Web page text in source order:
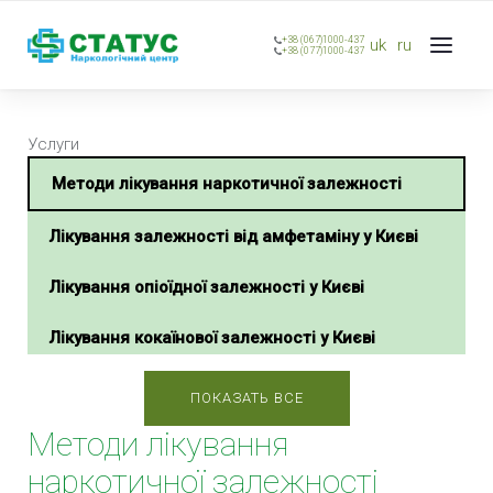
+38 (067)1000-437
+38 (077)1000-437 uk ru
Услуги
Методи лікування наркотичної залежності
Лікування залежності від амфетаміну у Києві
Лікування опіоїдної залежності у Києві
Лікування кокаїнової залежності у Києві
Лікування героїнової залежності у Києві
Лікування наркоманії в стаціонарі у Києві
ПОКАЗАТЬ ВСЕ
Методи лікування
наркотичної залежності